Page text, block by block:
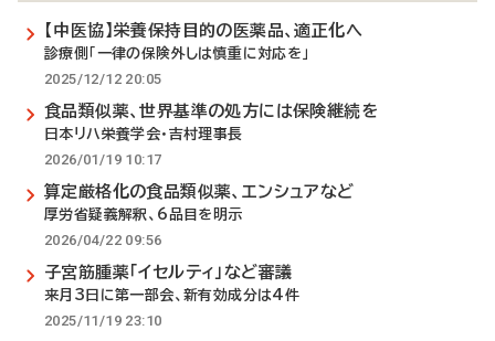
【中医協】栄養保持目的の医薬品、適正化へ
診療側「一律の保険外しは慎重に対応を」
2025/12/12 20:05
食品類似薬、世界基準の処方には保険継続を
日本リハ栄養学会・吉村理事長
2026/01/19 10:17
算定厳格化の食品類似薬、エンシュアなど
厚労省疑義解釈、6品目を明示
2026/04/22 09:56
子宮筋腫薬「イセルティ」など審議
来月3日に第一部会、新有効成分は4件
2025/11/19 23:10